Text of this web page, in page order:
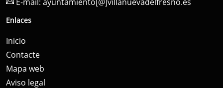
Enlaces
Inicio
Contacte
Mapa web
Aviso legal